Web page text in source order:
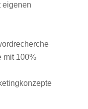
eigenen
mit 100%